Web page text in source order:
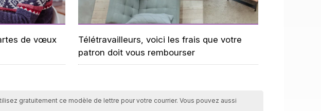
de vœux
Télétravailleurs, voici les frais que votre
patron doit vous rembourser
gratuitement ce modèle de lettre pour votre courrier. Vous pouvez aussi